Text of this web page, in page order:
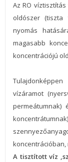
Az RO
oldószer
nyomás
magasabb
koncentrációjú
vízáramot
permeátumnak)
A tisztított víz